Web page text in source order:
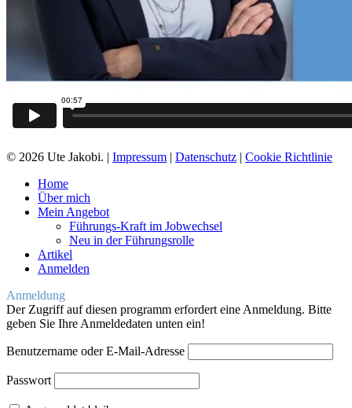
© 2026 Ute Jakobi. | Impressum | Datenschutz | Cookie Richtlinie
Close
Menu
Home
Über mich
Mein Angebot
Führungs-Kraft im Jobwechsel
Neu in der Führungsrolle
Artikel
Anmelden
Anmeldung
Der Zugriff auf diesen programm erfordert eine Anmeldung. Bitte
geben Sie Ihre Anmeldedaten unten ein!
Benutzername oder E-Mail-Adresse
Passwort